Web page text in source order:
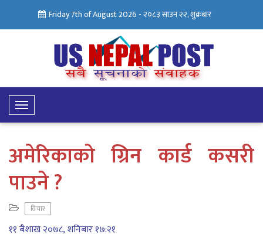
Friday 7th of August 2026 -२०८३ साउन २२, शुक्रबार
Toggle
Navigation
अमेरिकाको ग्रिन कार्ड कसरी
पाउने ?
विचार
११ बैशाख २०७८, शनिबार १७:२१